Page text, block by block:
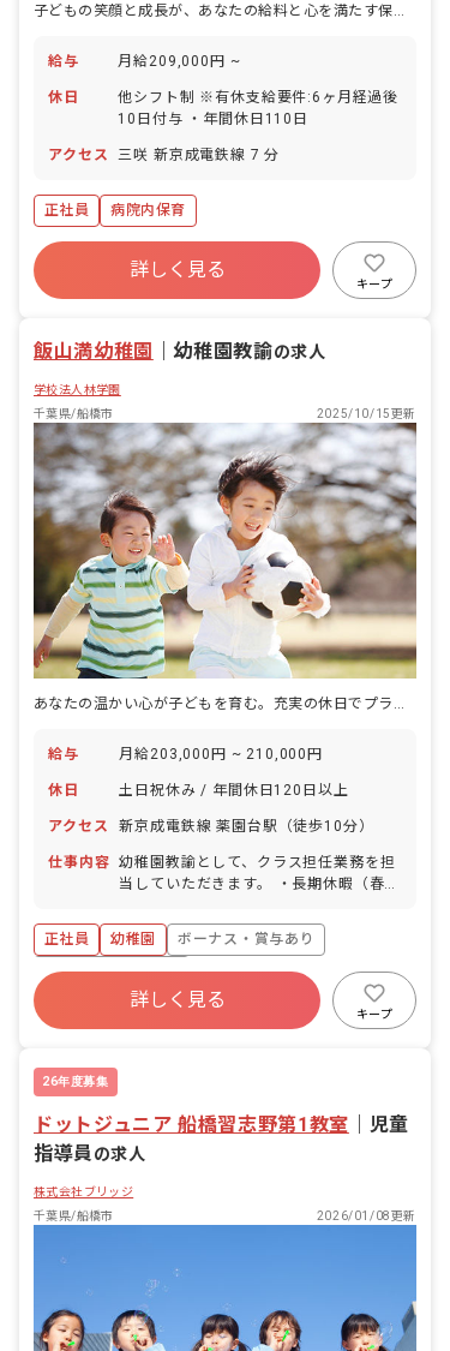
子どもの笑顔と成長が、あなたの給料と心を満たす保育の仕事
給与 月給209,000円 ~
休日
他シフト制 ※有休支給要件:6ヶ月経過後
10日付与 ・年間休日110日
アクセス 三咲 新京成電鉄線 7 分
正社員 病院内保育
詳しく見る
キープ
飯山満幼稚園 ｜幼稚園教諭の求人
学校法人林学園
千葉県/船橋市
2025/10/15更新
あなたの温かい心が子どもを育む。充実の休日でプライベートも大切に！
給与 月給203,000円 ~ 210,000円
休日 土日祝休み / 年間休日120日以上
アクセス 新京成電鉄線 薬園台駅（徒歩10分）
仕事内容 幼稚園教諭として、クラス担任業務を担
当していただきます。 ・長期休暇（春・
業は基本的にありません。 ・子育て中の
職員が多く、働きやすい環境です。
正社員 幼稚園
ボーナス・賞与あり
年間休日120日以上
寮・住宅・家賃補助あり
社会保険完備
昇給昇進あり
詳しく見る
キープ
26年度募集
ドットジュニア 船橋習志野第1教室
児童
指導員の求人
株式会社ブリッジ
千葉県/船橋市
2026/01/08更新